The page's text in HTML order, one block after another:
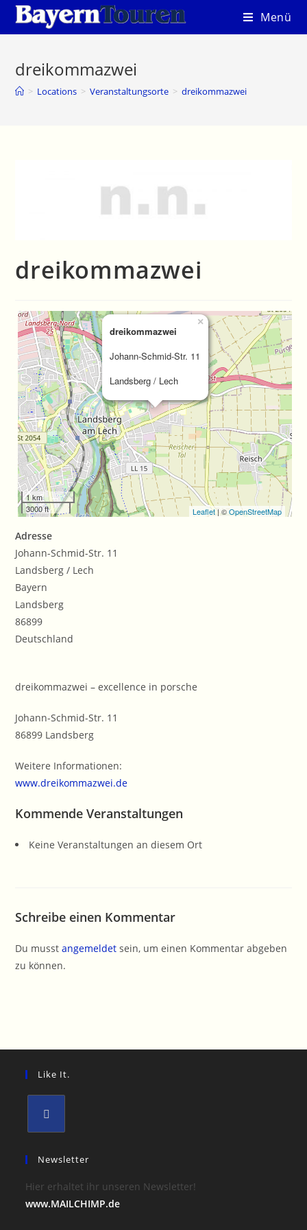
Zum
Inhalt
Menü
dreikommazwei
> Locations > Veranstaltungsorte > dreikommazwei
dreikommazwei
dreikommazwei
Johann-Schmid-Str. 11
Landsberg / Lech
×
1 km
3000 ft
Leaflet| ©OpenStreetMap
Adresse
Johann-Schmid-Str. 11
Landsberg / Lech
Bayern
Landsberg
86899
Deutschland
dreikommazwei – excellence in porsche
Johann-Schmid-Str. 11
86899 Landsberg
Weitere Informationen:
www.dreikommazwei.de
Kommende Veranstaltungen
Keine Veranstaltungen an diesem Ort
Schreibe einen Kommentar
Du musstangemeldet sein, um einen Kommentar abgeben
zu können.
Like It.
in
new
tab
Newsletter
Hier erhaltet ihr unseren Newsletter!
www.MAILCHIMP.de